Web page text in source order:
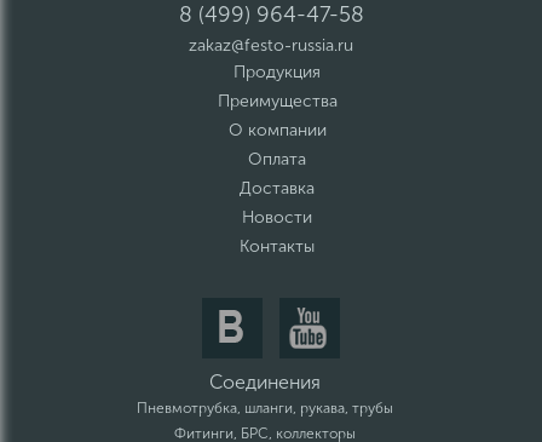
8 (499) 964-47-58
zakaz@festo-russia.ru
Продукция
Преимущества
О компании
Оплата
Доставка
Новости
Контакты
Соединения
Пневмотрубка, шланги, рукава, трубы
Фитинги, БРС, коллекторы